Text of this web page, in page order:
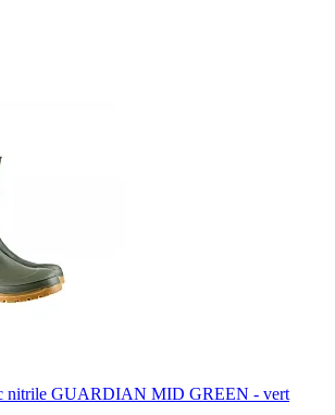
nitrile GUARDIAN MID GREEN - vert